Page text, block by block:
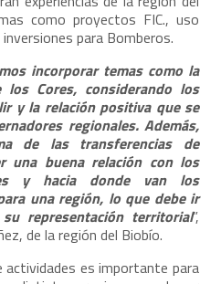
como proyectos FIC., uso
para Bomberos.
incorporar temas como la
los Cores, considerando los
y la relación positiva que se
regionales. Además,
de las transferencias de
una buena relación con los
y hacia donde van los
una región, lo que debe ir
representación territorial”,
de la región del Biobío.
es importante para